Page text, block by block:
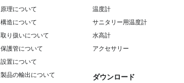
原理について
構造について
取り扱いについて
保護管について
設置について
製品の輸出について
温度計
サニタリー用温度計
水高計
アクセサリー
ダウンロード